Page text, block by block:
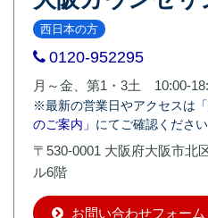
西日本の方
0120-952295
月～金、第1・3土 10:00-
※最新の営業日やアクセスは
のご案内」 にてご確認ください
〒530-0001 大阪府大阪市
ル6階
お問い合わせフォーム